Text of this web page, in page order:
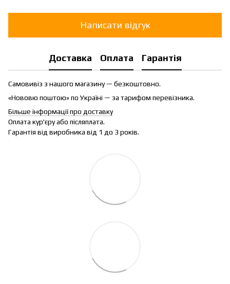
Написати відгук
Доставка Оплата Гарантія
Самовивіз з нашого магазину — безкоштовно.
«Нововю поштою» по Україні — за тарифом перевізника.
Більше інформації про доставку
Оплата кур'єру або післяплата.
Гарантія від виробника від 1 до 3 років.